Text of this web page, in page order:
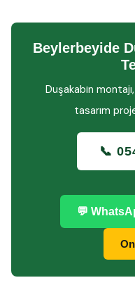
Beylerbeyide
Duşakabin
tasarım
📞
💬